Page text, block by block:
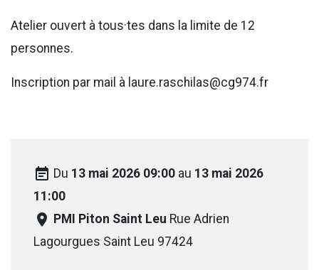
Atelier ouvert à tous·tes dans la limite de 12
personnes.
Inscription par mail à laure.raschilas@cg974.fr
event_note Du 13 mai 2026 09:00 au 13 mai 2026
11:00
room PMI Piton Saint Leu Rue Adrien
Lagourgues Saint Leu 97424